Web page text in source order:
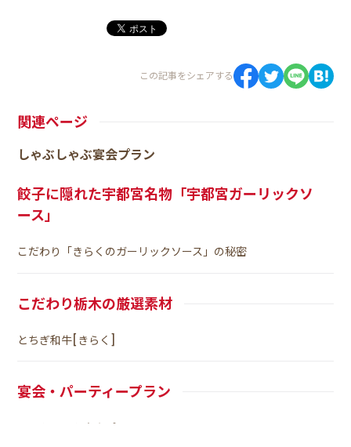
この記事をシェアする
関連ページ
しゃぶしゃぶ宴会プラン
餃子に隠れた宇都宮名物「宇都宮ガーリックソ
ース」
こだわり「きらくのガーリックソース」の秘密
こだわり栃木の厳選素材
とちぎ和牛[きらく]
宴会・パーティープラン
しゃぶしゃぶ宴会プラン